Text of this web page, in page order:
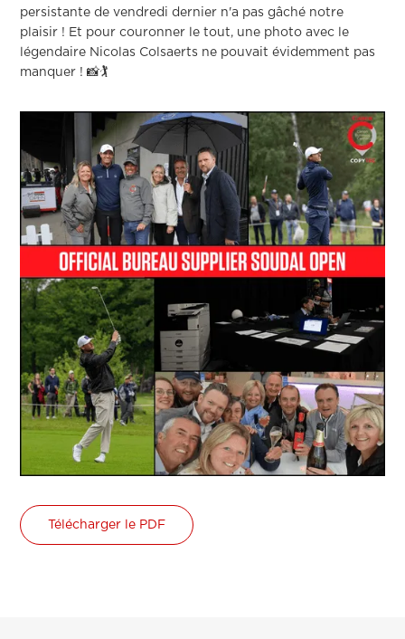
persistante de vendredi dernier n'a pas gâché notre
plaisir ! Et pour couronner le tout, une photo avec le
légendaire Nicolas Colsaerts ne pouvait évidemment pas
manquer ! 📸🏌️
Télécharger le PDF